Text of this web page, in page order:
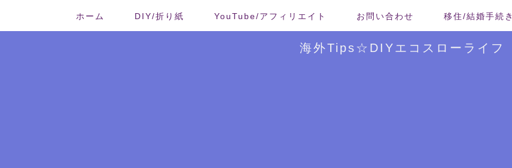
ホーム DIY/折り紙 YouTube/アフィリエイト お問い合わせ 移住/結婚手続き
海外Tips☆DIYエコスローライフ